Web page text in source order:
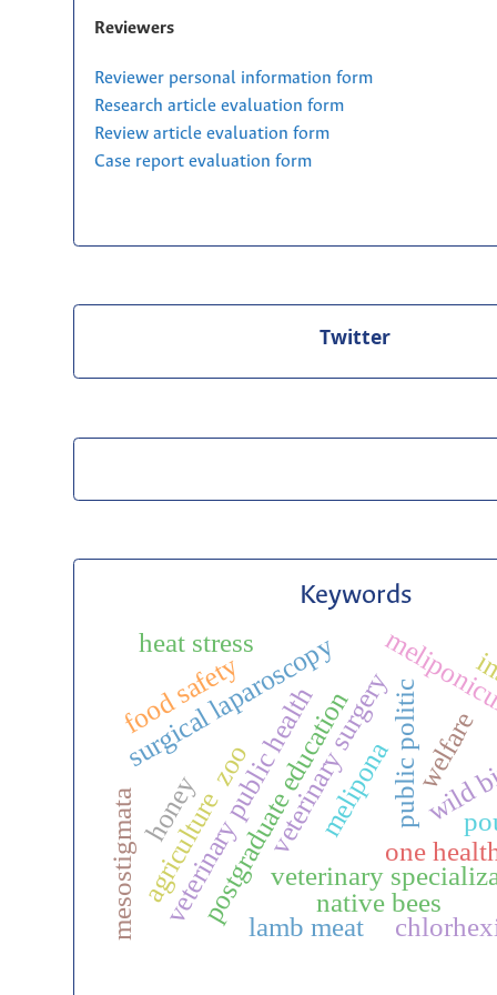
Reviewers
Reviewer personal information form
Research article evaluation form
Review article evaluation form
Case report evaluation form
Twitter
Keywords
veterinary
postgraduate education one
veterinary public healthnative bees
agriculture
public politic
surgical laparoscopy
veterinary surgery wild
mesostigmata
zoo
honey melipona welfare
food safety
lamb meat
heat stress